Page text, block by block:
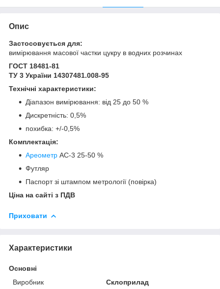
Опис
Застосовується для:
вимірювання масової частки цукру в водних розчинах
ГОСТ 18481-81
ТУ 3 України 14307481.008-95
Технічні характеристики:
Діапазон вимірювання: від 25 до 50 %
Дискретність: 0,5%
похибка: +/-0,5%
Комплектація:
Ареометр АС-3 25-50 %
Футляр
Паспорт зі штампом метрології (повірка)
Ціна на сайті з ПДВ
Приховати
Характеристики
Основні
Виробник
Склоприлад